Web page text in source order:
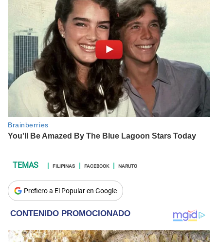
FILIPINAS FACEBOOK NARUTO
Prefiero a El Popular en Google